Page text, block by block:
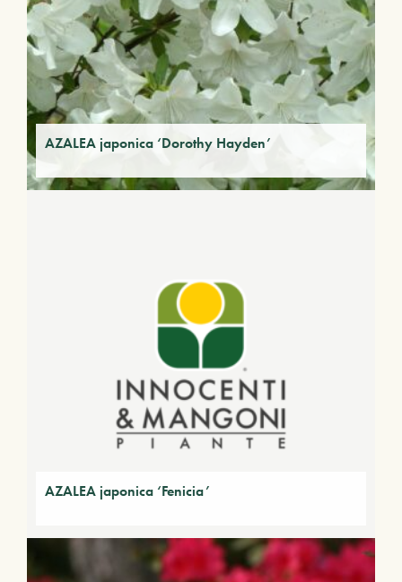
AZALEA japonica ‘Dorothy Hayden’
AZALEA japonica ‘Fenicia’